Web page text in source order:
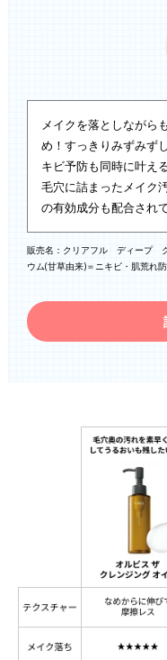
メイクを落としながら
め！すっきりみずみず
キビ予防も同時に叶え
毛穴に詰まったメイク
の有効成分も配合され
販売名：クリアフル ディープ
ウム(甘草由来)＝ニキビ・肌荒れ